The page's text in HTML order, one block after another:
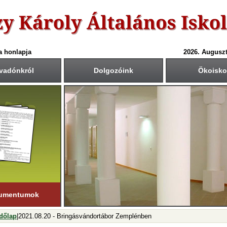
honlapja
2026.
Dolgozóink
nap:
1. (hétfő)
tanítási nap:
19. (péntek)
napok száma:
nap
félév
23-igtart.
Csengetési rend
1.: 7 - 840
2.: 9 45
4.: 10
5.: 11
6.: 12
7.: 13
8.: 14 - 15
Közös fogadóórák
Krétában kiértesített
|2021.08.20 - Bringásvándortábor Zemplénben